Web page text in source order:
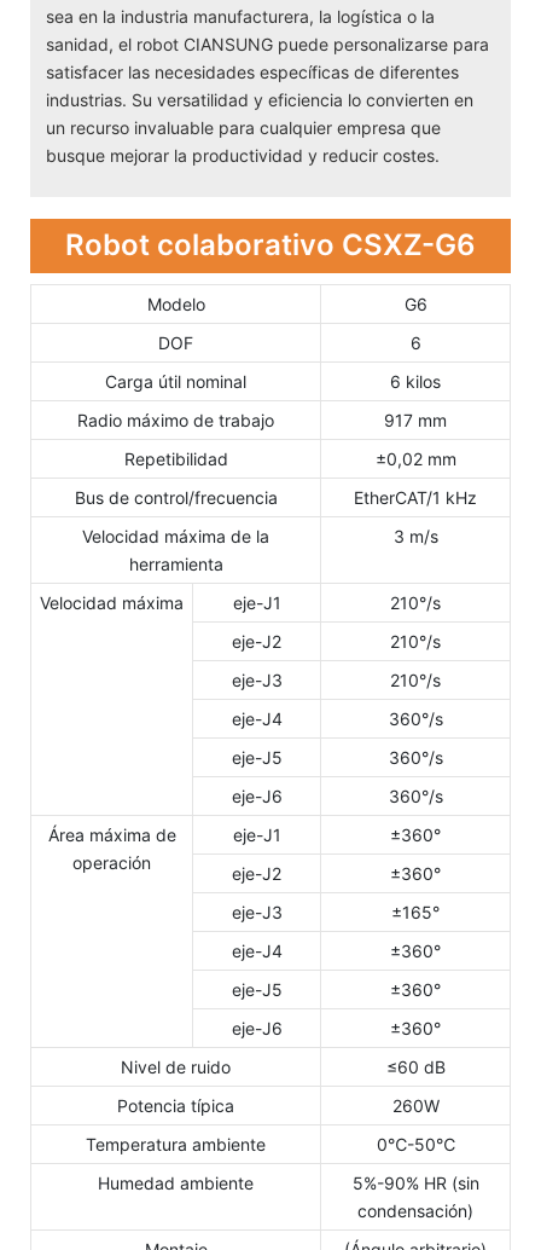
sea en la industria manufacturera, la logística o la
sanidad, el robot CIANSUNG puede personalizarse para
satisfacer las necesidades específicas de diferentes
industrias. Su versatilidad y eficiencia lo convierten en
un recurso invaluable para cualquier empresa que
busque mejorar la productividad y reducir costes.
Robot colaborativo CSXZ-G6
Modelo
G6
DOF
6
Carga útil nominal
6 kilos
Radio máximo de trabajo
917 mm
Repetibilidad
±0,02 mm
Bus de control/frecuencia
EtherCAT/1 kHz
Velocidad máxima de la
herramienta
3 m/s
Velocidad máxima eje-J1
210°/s
eje-J2
210°/s
eje-J3
210°/s
eje-J4
360°/s
eje-J5
360°/s
eje-J6
360°/s
Área máxima de
operación
eje-J1
±360°
eje-J2
±360°
eje-J3
±165°
eje-J4
±360°
eje-J5
±360°
eje-J6
±360°
Nivel de ruido
≤60 dB
Potencia típica
260W
Temperatura ambiente
0℃-50℃
Humedad ambiente
5%-90% HR (sin
condensación)